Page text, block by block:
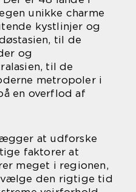
unikke charme
kystlinjer og
til de
og
til de
metropoler i
en overflod af
at udforske
faktorer at
meget i regionen,
vælge den rigtige tid